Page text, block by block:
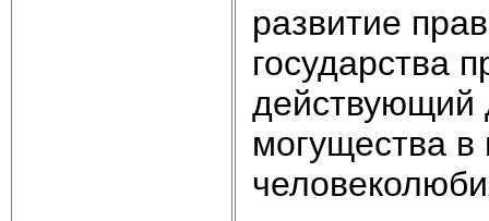
развитие
государства
действующий
могущества